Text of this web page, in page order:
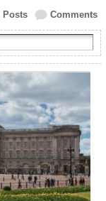
Comments
Posts